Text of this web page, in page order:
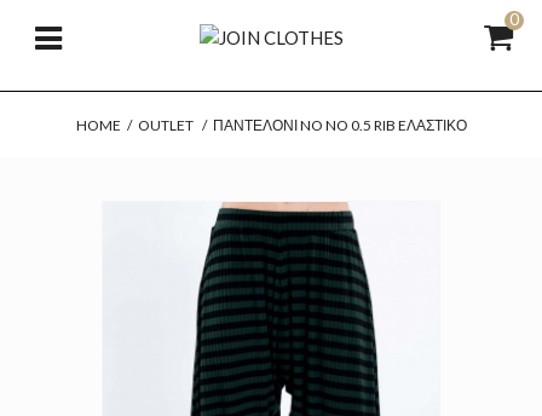
0
HOME / OUTLET / ΠΑΝΤΕΛΌΝΙ NO NO 0.5 RIB EΛΑΣΤΙΚΌ